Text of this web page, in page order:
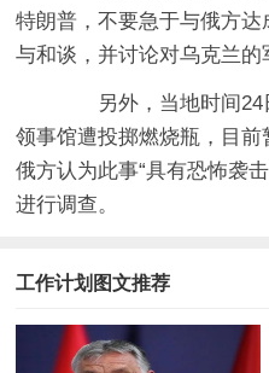
特朗普，不要急于与俄方
与和谈，并讨论对乌克兰的
另外，当地时间24
领事馆遭投掷燃烧瓶，目前
俄方认为此事“具有恐怖袭
进行调查。
工作计划图文推荐